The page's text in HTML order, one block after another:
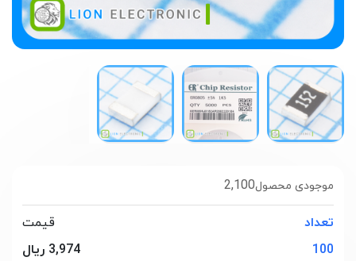
2,100موجودی محصول
تعداد
قیمت
100
3,974 ریال